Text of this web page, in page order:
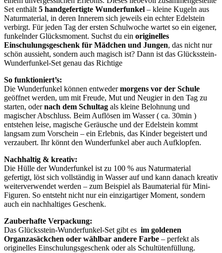
Menge
Set enthält 5 handgefertigte Wunderfunkel – kleine Kugeln aus
Naturmaterial, in deren Innerem sich jeweils ein echter Edelstein
verbirgt. Für jeden Tag der ersten Schulwoche wartet so ein eigener,
funkelnder Glücksmoment. Suchst du ein originelles
Einschulungsgeschenk für Mädchen und Jungen, das nicht nur
schön aussieht, sondern auch magisch ist? Dann ist das Glücksstein-
Wunderfunkel-Set genau das Richtige
So funktioniert’s:
Die Wunderfunkel können entwedermorgens vor der Schule
geöffnet werden, um mit Freude, Mut und Neugier in den Tag zu
starten, odernach dem Schultag als kleine Belohnung und
magischer Abschluss. Beim Auflösen im Wasser ( ca. 30min )
entstehen leise, magische Geräusche und der Edelstein kommt
langsam zum Vorschein – ein Erlebnis, das Kinder begeistert und
verzaubert. Ihr könnt den Wunderfunkel aber auch Aufklopfen.
Nachhaltig & kreativ:
Die Hülle der Wunderfunkel ist zu 100 % aus Naturmaterial
gefertigt, löst sich vollständig in Wasser auf und kann danach kreativ
weiterverwendet werden – zum Beispiel als Baumaterial für Mini-
Figuren. So entsteht nicht nur ein einzigartiger Moment, sondern
auch ein nachhaltiges Geschenk.
Zauberhafte Verpackung:
Das Glücksstein-Wunderfunkel-Set gibt es im goldenen
Organzasäckchen oder wählbar andere Farbe – perfekt als
originelles Einschulungsgeschenk oder als Schultütenfüllung.